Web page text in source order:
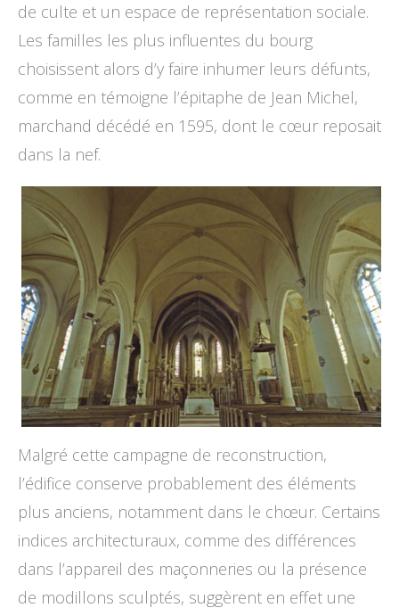
de culte et un espace de représentation sociale.
Les familles les plus influentes du bourg
choisissent alors d’y faire inhumer leurs défunts,
comme en témoigne l’épitaphe de Jean Michel,
marchand décédé en 1595, dont le cœur reposait
dans la nef.
Malgré cette campagne de reconstruction,
l’édifice conserve probablement des éléments
plus anciens, notamment dans le chœur. Certains
indices architecturaux, comme des différences
dans l’appareil des maçonneries ou la présence
de modillons sculptés, suggèrent en effet une